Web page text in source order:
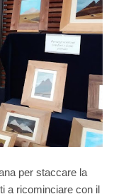
per staccare la
a ricominciare con il